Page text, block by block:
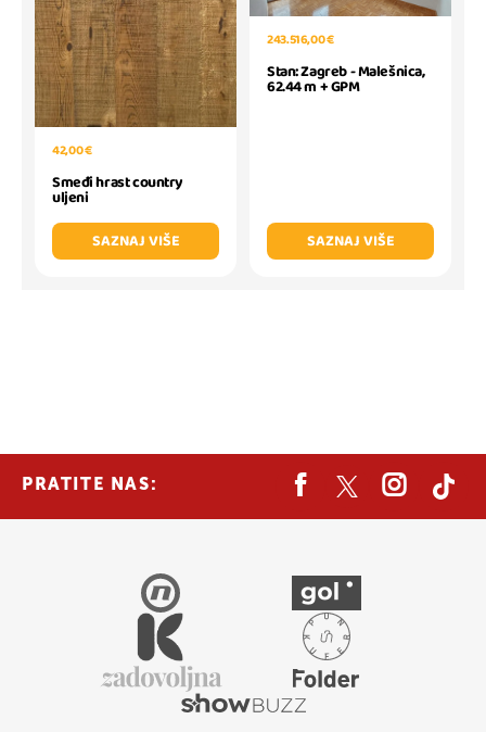
42,00 €
Smeđi hrast country
uljeni
SAZNAJ VIŠE
243.516,00 €
Stan: Zagreb - Malešnica,
62.44 m + GPM
SAZNAJ VIŠE
PRATITE NAS: